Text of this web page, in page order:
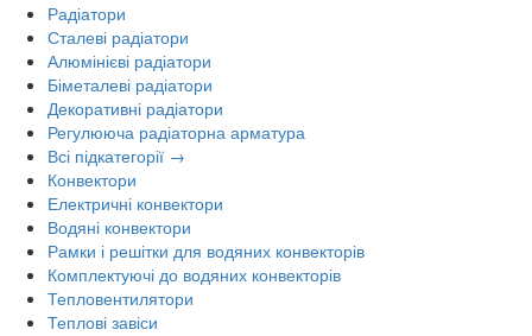
Радіатори
Сталеві радіатори
Алюмінієві радіатори
Біметалеві радіатори
Декоративні радіатори
Регулююча радіаторна арматура
Всі підкатегорії →
Конвектори
Електричні конвектори
Водяні конвектори
Рамки і решітки для водяних конвекторів
Комплектуючі до водяних конвекторів
Тепловентилятори
Теплові завіси